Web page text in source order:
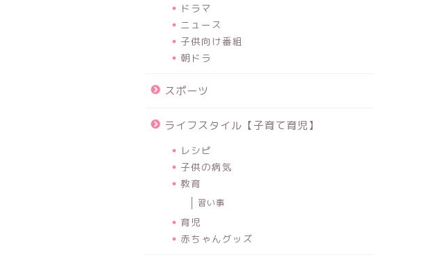
ドラマ
ニュース
子供向け番組
朝ドラ
スポーツ
ライフスタイル【子育て育児】
レシピ
子供の病気
教育
習い事
育児
赤ちゃんグッズ